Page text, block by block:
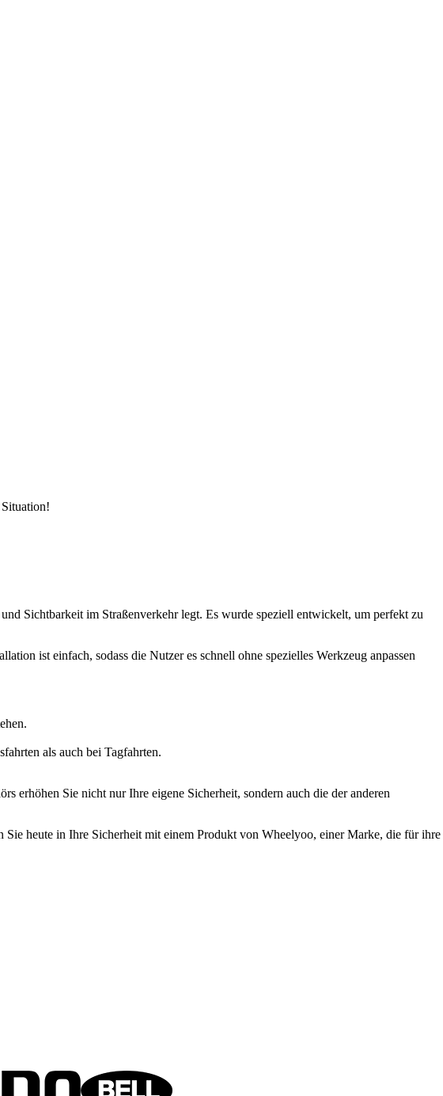
Sichtbarkeit im Straßenverkehr legt. Es wurde speziell entwickelt, um perfekt zu
ist einfach, sodass die Nutzer es schnell ohne spezielles Werkzeug anpassen
als auch bei Tagfahrten.
erhöhen Sie nicht nur Ihre eigene Sicherheit, sondern auch die der anderen
heute in Ihre Sicherheit mit einem Produkt von Wheelyoo, einer Marke, die für ihre